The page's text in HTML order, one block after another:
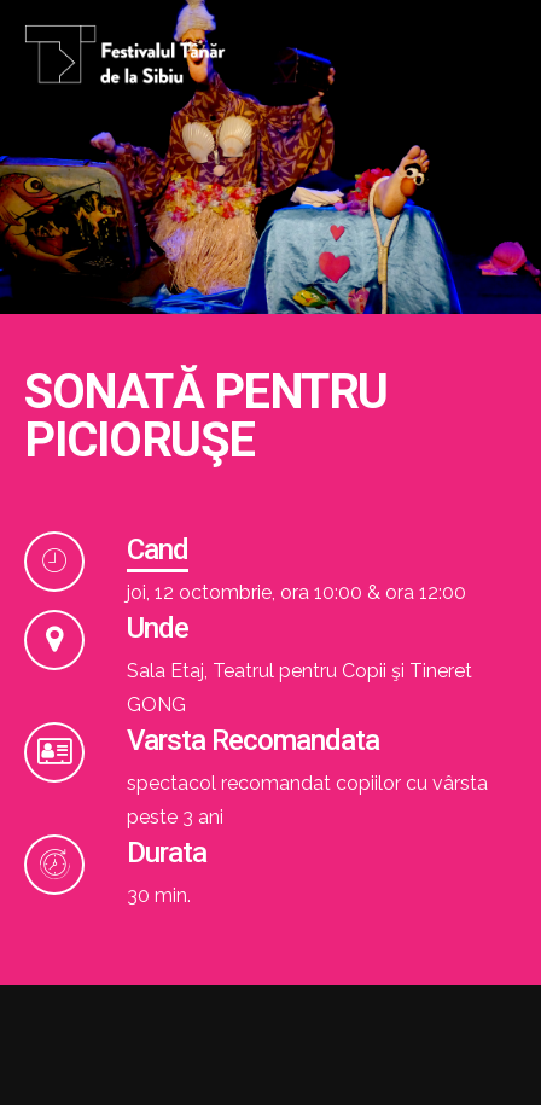
SONATĂ PENTRU
PICIORUŞE
Cand
joi, 12 octombrie, ora 10:00 & ora 12:00
Unde
Sala Etaj, Teatrul pentru Copii şi Tineret
GONG
Varsta Recomandata
spectacol recomandat copiilor cu vârsta
peste 3 ani
Durata
30 min.